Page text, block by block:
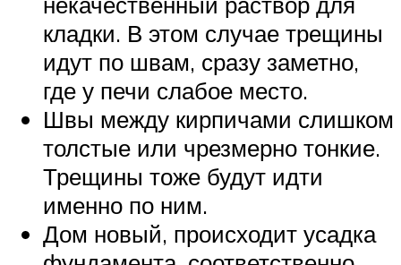
кладки. В этом случае трещины
идут по швам, сразу заметно,
где у печи слабое место.
Швы между кирпичами слишком
толстые или чрезмерно тонкие.
Трещины тоже будут идти
именно по ним.
Дом новый, происходит усадка